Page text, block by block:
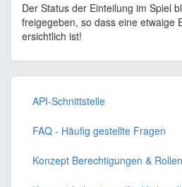
Der Status der Einteilung im Spiel
freigegeben, so dass eine etwaige
ersichtlich ist!
API-Schnittstelle
FAQ - Häufig gestellte Fragen
Konzept Berechtigungen & Rollen